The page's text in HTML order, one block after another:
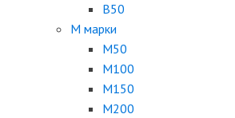
B50
М марки
М50
М100
М150
М200